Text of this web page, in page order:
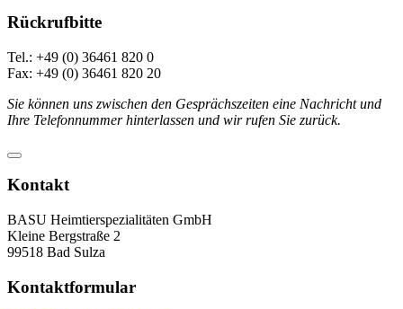
Rückrufbitte
Tel.: +49 (0) 36461 820 0
Fax: +49 (0) 36461 820 20
Sie können uns zwischen den Gesprächszeiten eine Nachricht und
Ihre Telefonnummer hinterlassen und wir rufen Sie zurück.
Kontakt
BASU Heimtierspezialitäten GmbH
Kleine Bergstraße 2
99518 Bad Sulza
Kontaktformular